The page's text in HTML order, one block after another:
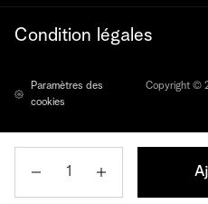
Condition légales
Paramètres des
cookies
Copyright ©